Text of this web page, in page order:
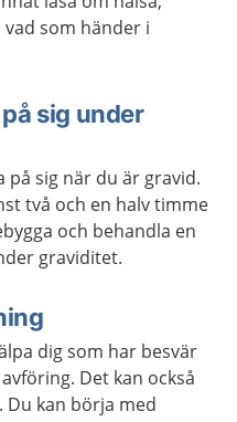
som händer i
sig under
sig när du är gravid.
två och en halv timme
och behandla en
graviditet.
dig som har besvär
Det kan också
Du kan börja med